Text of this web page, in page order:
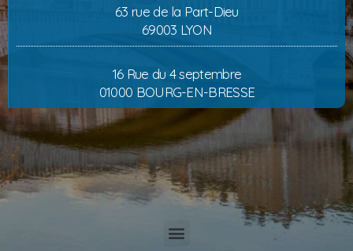
63 rue de la Part-Dieu
69003 LYON
16 Rue du 4 septembre
01000 BOURG-EN-BRESSE